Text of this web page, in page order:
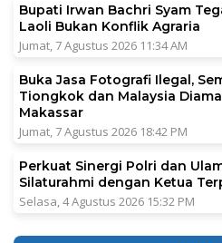
Bupati Irwan Bachri Syam
Laoli Bukan Konflik Agraria
Jumat, 7 Agustus 2026 11:34 AM
Buka Jasa Fotografi Ilegal,
Tiongkok dan Malaysia
Makassar
Jumat, 7 Agustus 2026 18:42 PM
Perkuat Sinergi Polri dan
Silaturahmi dengan Ketua
Selasa, 4 Agustus 2026 15:32 PM